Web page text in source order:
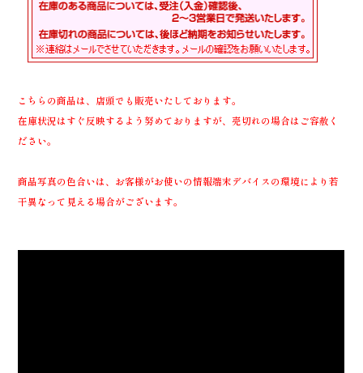
こちらの商品は、店頭でも販売いたしております。
在庫状況はすぐ反映するよう努めておりますが、売切れの場合はご容赦く
ださい。
商品写真の色合いは、お客様がお使いの情報端末デバイスの環境により若
干異なって見える場合がございます。